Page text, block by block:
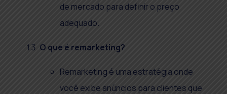
de mercado para definir o preço
adequado.
O que é remarketing?
Remarketing é uma estratégia onde
você exibe anúncios para clientes que